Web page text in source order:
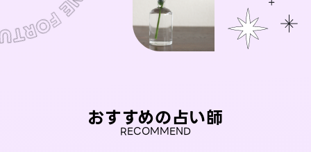
おすすめの占い師
RECOMMEND